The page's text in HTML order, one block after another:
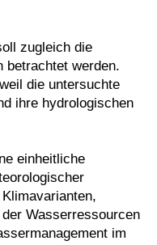
zugleich die
betrachtet werden.
die untersuchte
ihre hydrologischen
einheitliche
Wasserressourcen
im